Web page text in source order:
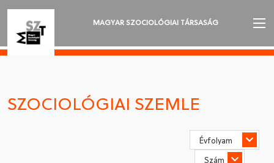
MAGYAR SZOCIOLÓGIAI TÁRSASÁG
SZOCIOLÓGIAI SZEMLE